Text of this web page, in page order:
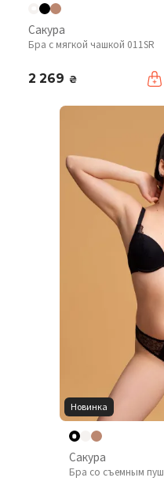
Сакура
Бра с мягкой чашкой 011SR
2 269 ₴
Новинка
Сакура
Бра со съемным